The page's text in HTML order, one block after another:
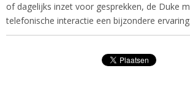
of dagelijks inzet voor gesprekken, de Duke
telefonische interactie een bijzondere ervaring.